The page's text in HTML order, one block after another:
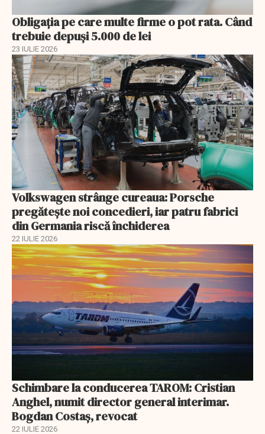
Obligația pe care multe firme o pot rata. Când
trebuie depuși 5.000 de lei
23 IULIE 2026
Volkswagen strânge cureaua: Porsche
pregătește noi concedieri, iar patru fabrici
din Germania riscă închiderea
22 IULIE 2026
Schimbare la conducerea TAROM: Cristian
Anghel, numit director general interimar.
Bogdan Costaș, revocat
22 IULIE 2026